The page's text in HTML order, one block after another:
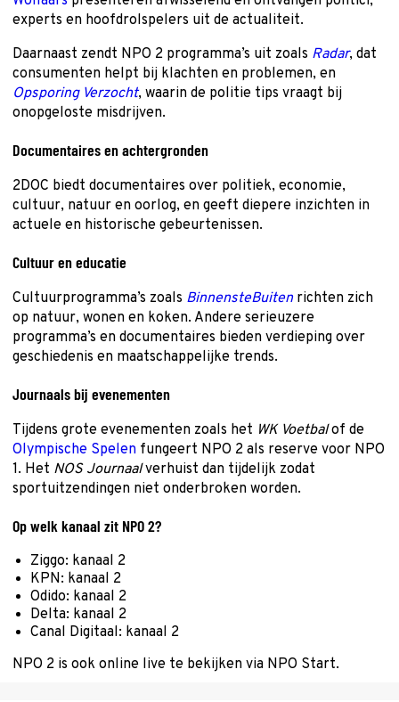
experts en hoofdrolspelers uit de actualiteit.
Daarnaast zendt NPO 2 programma’s uit zoals Radar, dat
consumenten helpt bij klachten en problemen, en
Opsporing Verzocht, waarin de politie tips vraagt bij
onopgeloste misdrijven.
Documentaires en achtergronden
2DOC biedt documentaires over politiek, economie,
cultuur, natuur en oorlog, en geeft diepere inzichten in
actuele en historische gebeurtenissen.
Cultuur en educatie
Cultuurprogramma’s zoals BinnensteBuitenrichten zich
op natuur, wonen en koken. Andere serieuzere
programma’s en documentaires bieden verdieping over
geschiedenis en maatschappelijke trends.
Journaals bij evenementen
Tijdens grote evenementen zoals het WK Voetbalof de
Olympische Spelen fungeert NPO 2 als reserve voor NPO
1. Het NOS Journaalverhuist dan tijdelijk zodat
sportuitzendingen niet onderbroken worden.
Op welk kanaal zit NPO 2?
Ziggo: kanaal 2
KPN: kanaal 2
Odido: kanaal 2
Delta: kanaal 2
Canal Digitaal: kanaal 2
NPO 2 is ook online live te bekijken via NPO Start.